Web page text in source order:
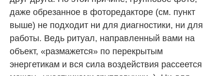
даже обрезанное в фоторедакторе (см. пункт
выше) не подходит ни для диагностики, ни для
работы. Ведь ритуал, направленный вами на
объект, «размажется» по перекрытым
энергетикам и вся сила воздействия рассеется